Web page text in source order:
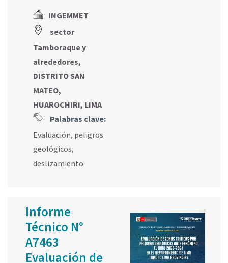
INGEMMET
sector
Tamboraque y
alrededores,
DISTRITO SAN
MATEO,
HUAROCHIRI, LIMA
Palabras clave:
Evaluación, peligros
geológicos,
deslizamiento
Informe
Técnico N°
A7463
Evaluación de